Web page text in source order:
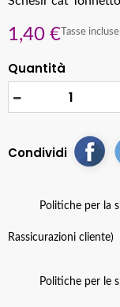
1,40 € Tasse incluse
Quantità
Condividi
Politiche per la
Rassicurazioni cliente)
Politiche per le